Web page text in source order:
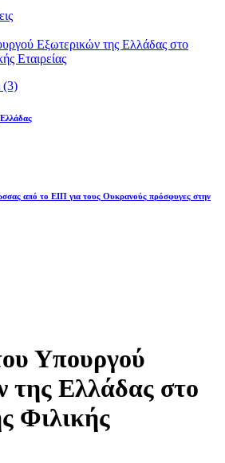
Εξωτερικών της Ελλάδας στο
Εταιρείας
από το ΕΙΠ για τους Ουκρανούς πρόσφυγες στην
Υπουργού
της Ελλάδας στο
Φιλικής